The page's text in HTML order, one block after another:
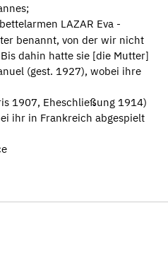
LAZAR Eva -
benannt, von der wir nicht
dahin hatte sie [die Mutter]
(gest. 1927), wobei ihre
1907, Eheschließung 1914)
ihr in Frankreich abgespielt